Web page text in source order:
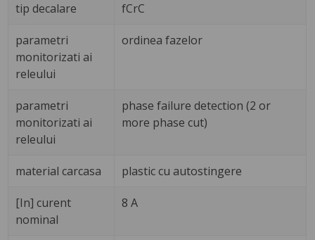
tip decalare fCrC
parametri
monitorizati ai
releului
ordinea fazelor
parametri
monitorizati ai
releului
phase failure detection (2 or
more phase cut)
material carcasa plastic cu autostingere
[In] curent
nominal
8 A